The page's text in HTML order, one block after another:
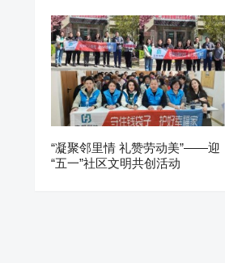
“凝聚邻里情 礼赞劳动美”——迎
“五一”社区文明共创活动